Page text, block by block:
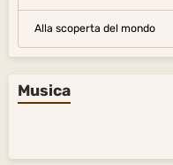
Alla scoperta del mondo
Musica